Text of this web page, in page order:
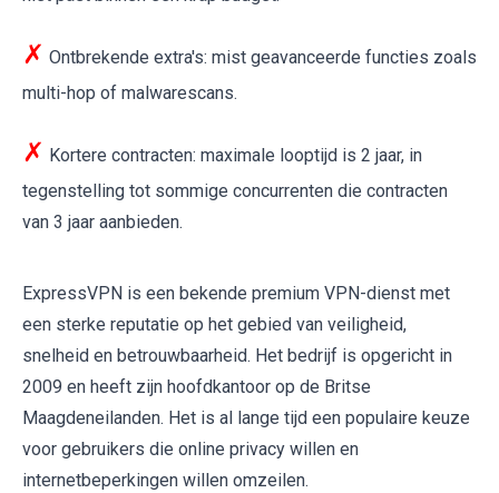
✗ Ontbrekende extra's: mist geavanceerde functies zoals
multi-hop of malwarescans.
✗ Kortere contracten: maximale looptijd is 2 jaar, in
tegenstelling tot sommige concurrenten die contracten
van 3 jaar aanbieden.
ExpressVPN is een bekende premium VPN-dienst met
een sterke reputatie op het gebied van veiligheid,
snelheid en betrouwbaarheid. Het bedrijf is opgericht in
2009 en heeft zijn hoofdkantoor op de Britse
Maagdeneilanden. Het is al lange tijd een populaire keuze
voor gebruikers die online privacy willen en
internetbeperkingen willen omzeilen.